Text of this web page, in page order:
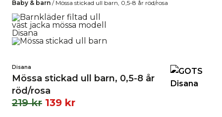
Baby & barn / Mössa stickad ull barn, 0,5-8 år röd/rosa
Disana
Mössa stickad ull barn, 0,5-8 år
röd/rosa
219kr 139 kr